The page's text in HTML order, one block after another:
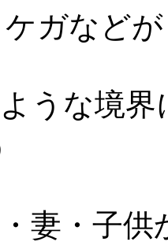
ガなど
うな境
妻・子